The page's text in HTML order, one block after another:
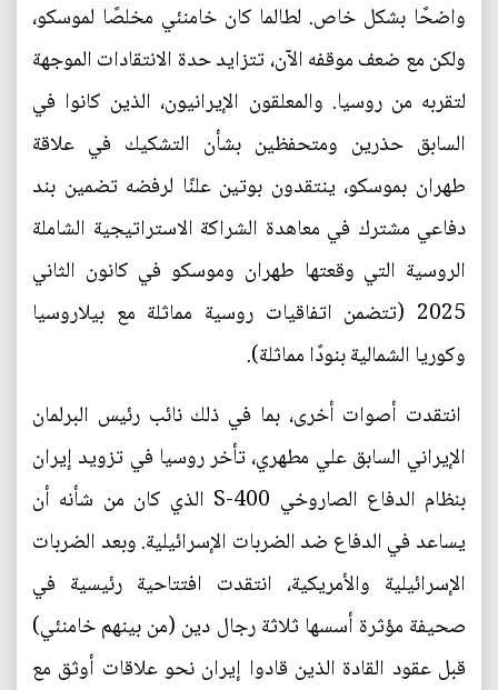
واضحًا بشكل خاص. لطالما كان خامنئي مخلصًا لموسكو،
ولكن مع ضعف موقفه الآن، تتزايد حدة الانتقادات الموجهة
لتقربه من روسيا. والمعلقون الإيرانيون، الذين كانوا في
السابق حذرين ومتحفظين بشأن التشكيك في علاقة
طهران بموسكو، ينتقدون بوتين علنًا لرفضه تضمين بند
دفاعي مشترك في معاهدة الشراكة الاستراتيجية الشاملة
الروسية التي وقعتها طهران وموسكو في كانون الثاني
2025 (تتضمن اتفاقيات روسية مماثلة مع بيلاروسيا
وكوريا الشمالية بنودًا مماثلة).
انتقدت أصوات أخرى، بما في ذلك نائب رئيس البرلمان
الإيراني السابق علي مطهري، تأخر روسيا في تزويد إيران
بنظام الدفاع الصاروخي S-400 الذي كان من شأنه أن
يساعد في الدفاع ضد الضربات الإسرائيلية. وبعد الضربات
الإسرائيلية والأمريكية، انتقدت افتتاحية رئيسية في
صحيفة مؤثرة أسسها ثلاثة رجال دين (من بينهم خامنئي)
قبل عقود القادة الذين قادوا إيران نحو علاقات أوثق مع